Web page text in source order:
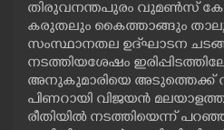
CINEMA
OPINION
തിരുവനന്തപുരം വുമൺസ്
കരുതലും കൈത്താങ്ങും
സംസ്ഥാനതല ഉദ്‌ഘാടന
നടത്തിയശേഷം
അനുകുമാരിയെ അടുത്തെക്ക്
പിണറായി വിജയൻ
രീതിയിൽ നടത്തിയെന്ന്